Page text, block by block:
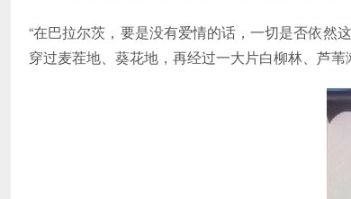
“在巴拉尔茨，要是没有爱情的话，一切是否依然
穿过麦茬地、葵花地，再经过一大片白柳林、芦